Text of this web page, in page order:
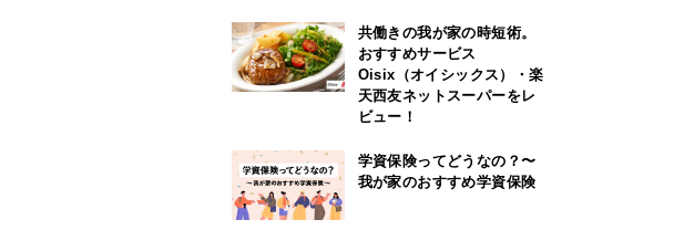
共働きの我が家の時短術。
おすすめサービス
Oisix（オイシックス）・楽
天西友ネットスーパーをレ
ビュー！
学資保険ってどうなの？〜
我が家のおすすめ学資保険